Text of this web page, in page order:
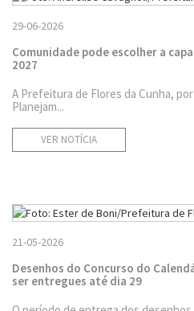
29-06-2026
Comunidade pode escolher a
2027
A Prefeitura de Flores da Cunha,
Planejam...
VER NOTÍCIA
21-05-2026
Desenhos do Concurso do
ser entregues até dia 29